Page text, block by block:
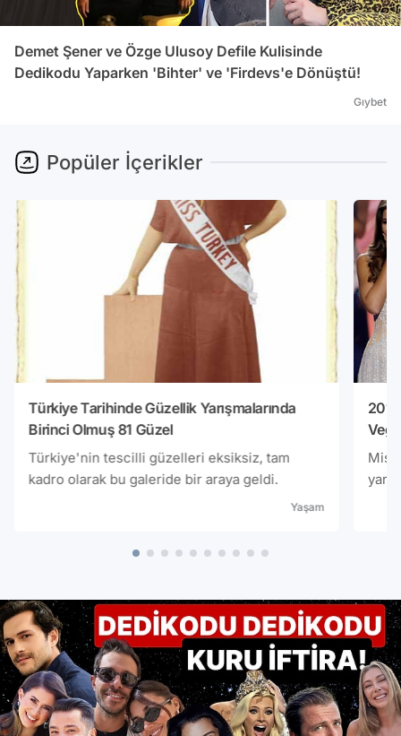
Demet Şener ve Özge Ulusoy Defile Kulisinde
Dedikodu Yaparken 'Bihter' ve 'Firdevs'e Dönüştü!
Gıybet
Popüler İçerikler
Türkiye Tarihinde Güzellik Yarışmalarında
Birinci Olmuş 81 Güzel
Türkiye'nin tescilli güzelleri eksiksiz, tam
kadro olarak bu galeride bir araya geldi.
Yaşam
Vega
Miss